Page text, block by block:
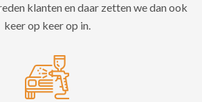
klanten en daar zetten we dan ook
keer op keer op in.